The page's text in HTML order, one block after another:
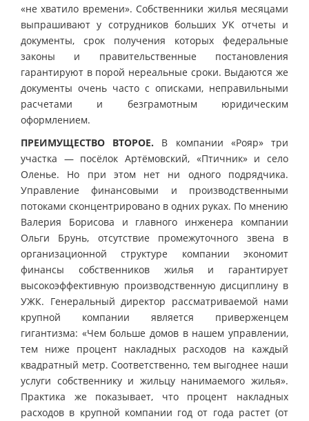
«не хватило времени». Собственники жилья месяцами
выпрашивают у сотрудников больших УК отчеты и
документы, срок получения которых федеральные
законы и правительственные постановления
гарантируют в порой нереальные сроки. Выдаются же
документы очень часто с описками, неправильными
расчетами и безграмотным юридическим
оформлением.
ПРЕИМУЩЕСТВО ВТОРОЕ. В компании «Рояр» три
участка — посёлок Артёмовский, «Птичник» и село
Оленье. Но при этом нет ни одного подрядчика.
Управление финансовыми и производственными
потоками сконцентрировано в одних руках. По мнению
Валерия Борисова и главного инженера компании
Ольги Брунь, отсутствие промежуточного звена в
организационной структуре компании экономит
финансы собственников жилья и гарантирует
высокоэффективную производственную дисциплину в
УЖК. Генеральный директор рассматриваемой нами
крупной компании является приверженцем
гигантизма: «Чем больше домов в нашем управлении,
тем ниже процент накладных расходов на каждый
квадратный метр. Соответственно, тем выгоднее наши
услуги собственнику и жильцу нанимаемого жилья».
Практика же показывает, что процент накладных
расходов в крупной компании год от года растет (от